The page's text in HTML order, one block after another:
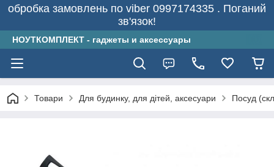
обробка замовлень по viber 0997174335 . Поганий
зв'язок!
НОУТКОМПЛЕКТ - гаджеты и аксессуары
Товари Для будинку, для дітей, аксесуари Посуд